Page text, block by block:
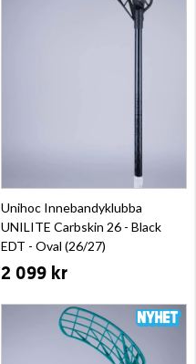
Unihoc Innebandyklubba
UNILITE Carbskin 26 - Black
EDT - Oval (26/27)
2 099 kr